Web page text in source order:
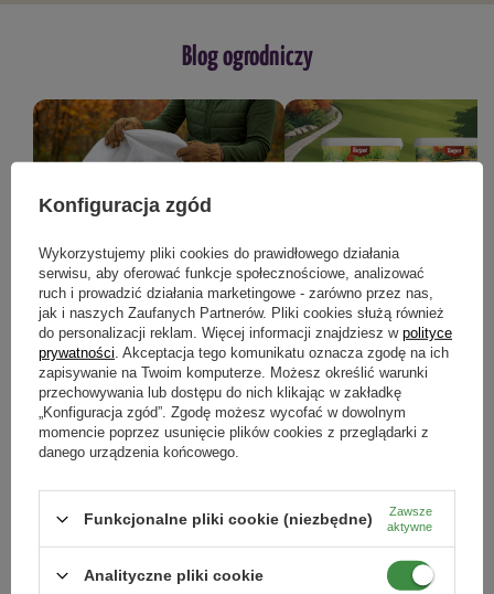
Blog ogrodniczy
Prace w ogrodzie w listopadzie -
kompletny poradnik, jak
przygotować ogród do zimy
Jesienne prace w ogrodzie: pielęgnacja
roślin, ochrona przed mrozem,
nawożenie i porządki. Sprawdź, jak
przygotować ogród do zimy krok po
kroku.
Jesienne nawożenie roślin –
przygotować ogród na zimę?
Jesienne nawożenie to kluczowy
który pomoże wzmocnić rośliny przed
nadejściem zimy i przygotować je
bujnego wzrostu wiosną.
ZOBACZ WSZYSTKIE
Konfiguracja zgód
Wykorzystujemy pliki cookies do prawidłowego działania
serwisu, aby oferować funkcje społecznościowe, analizować
ruch i prowadzić działania marketingowe - zarówno przez nas,
jak i naszych Zaufanych Partnerów. Pliki cookies służą również
do personalizacji reklam. Więcej informacji znajdziesz w polityce
prywatności . Akceptacja tego komunikatu oznacza zgodę na ich
zapisywanie na Twoim komputerze. Możesz określić warunki
przechowywania lub dostępu do nich klikając w zakładkę
„Konfiguracja zgód”. Zgodę możesz wycofać w dowolnym
momencie poprzez usunięcie plików cookies z przeglądarki z
danego urządzenia końcowego.
Funkcjonalne pliki cookie (niezbędne)
Zawsze
aktywne
Analityczne pliki cookie